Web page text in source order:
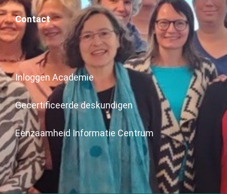
Contact
Inloggen Academie
Gecertificeerde deskundigen
Eenzaamheid Informatie Centrum